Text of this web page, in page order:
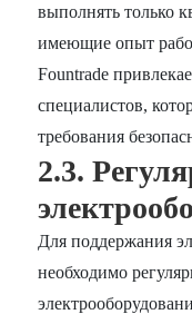
выполнять только
имеющие опыт
Fountrade
специалистов,
требования
2.3.
Для поддержания
необходимо